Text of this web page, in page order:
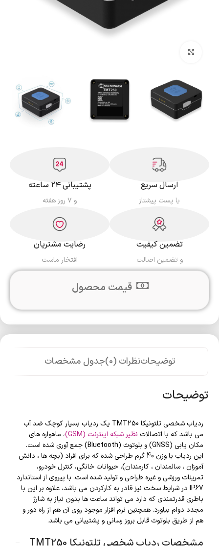
ارسال سریع
با پست پیشتاز
پشتیبانی ۲۴ ساعته
و ۷ روز هفته
تضمین کیفیت
و تضمین اصالت
رضایت مشتریان
افتخار ماست
قیمت محصول
توضیحاتنظرات (0) جدول مشخصات
توضیحات
ردیاب شخصی تلتونیکا TMT250 یک ردیاب بسیار کوچک ضد آب
می باشد که با اتصالات نظیر شبکه اینترنت (GSM)
، ماهواره های
مکان یابی (GNSS) و بلوتوث (Bluetooth) جمع آوری شده است.
این ردیاب با وزن 40 گرم طراحی شده که برای افراد (بچه ها ، دانش
آموزان ، سالمندان ، کارمندان)، حیوانات خانگی، کنترل خودرو،
تمرینات ورزشی و غیره طراحی و تولید شده است. با پیروی از استاندارد
IP67 در شرایط سخت نیز قادر به کارکردن می باشد، علاوه بر این با
باطری قدرتمندی که دارد می تواند ساعت ها بدون نیاز به شارژ
مجدد دوام بیاورد. همچنین نرم افزار موجود روی آن هم از راه دور و
هم از طریق بلوتوث قابل بروز رسانی و پشتیبانی می باشد.
مشخصات ردیاب شخصی تلتونیکا TMT250